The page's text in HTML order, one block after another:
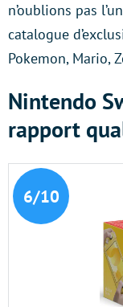
n’oublions pas
catalogue
Pokemon, Mario,
Nintendo
rapport
6/10